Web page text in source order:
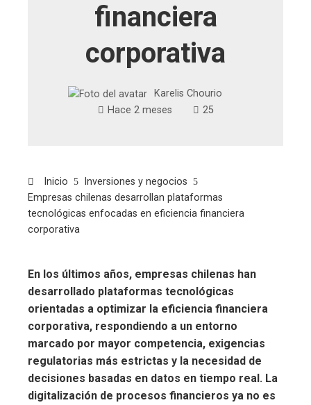
financiera
corporativa
Karelis Chourio
Hace 2 meses
25
Inicio
Inversiones y negocios
Empresas chilenas desarrollan plataformas
tecnológicas enfocadas en eficiencia financiera
corporativa
En los últimos años, empresas chilenas han
desarrollado plataformas tecnológicas
orientadas a optimizar la eficiencia financiera
corporativa, respondiendo a un entorno
marcado por mayor competencia, exigencias
regulatorias más estrictas y la necesidad de
decisiones basadas en datos en tiempo real. La
digitalización de procesos financieros ya no es